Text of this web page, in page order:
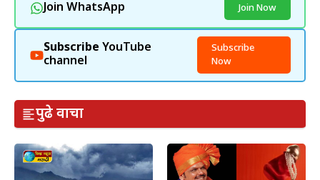
Join WhatsApp Join Now
Subscribe YouTube
channel
Subscribe
Now
पुढे वाचा